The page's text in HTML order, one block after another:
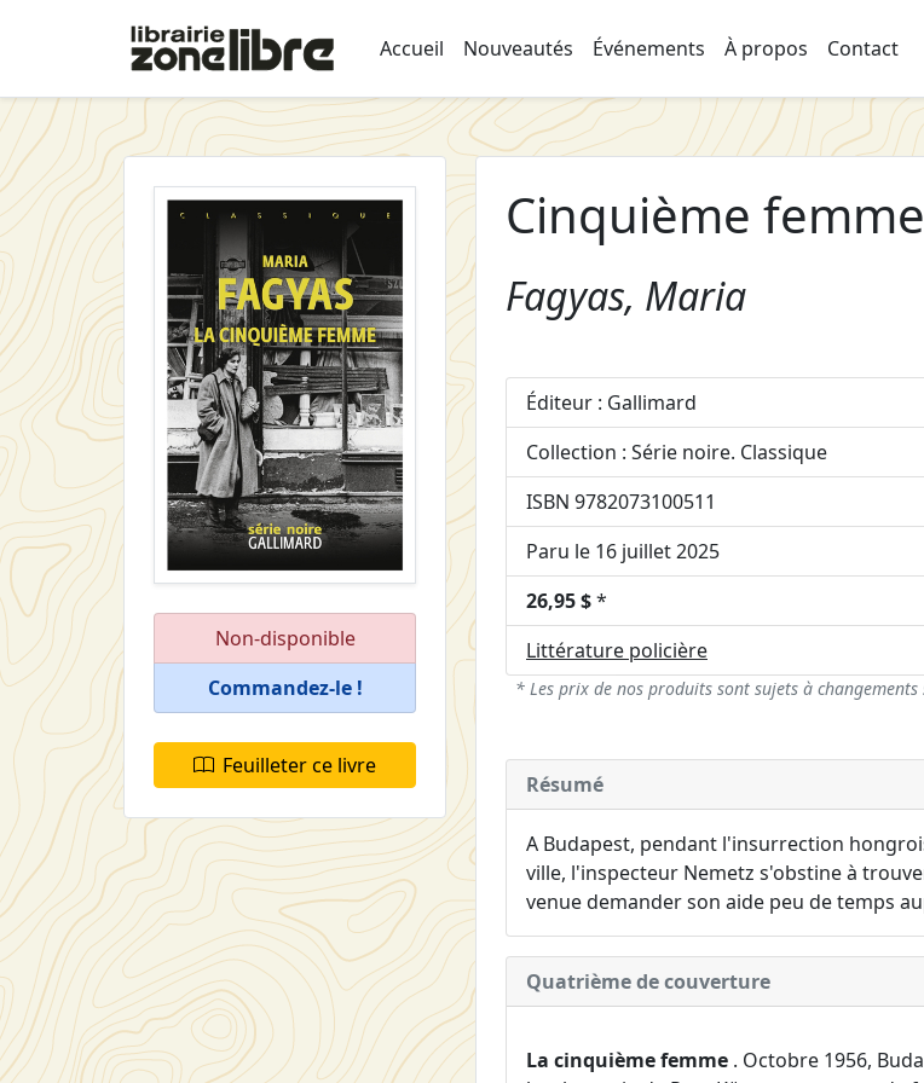
Accueil Nouveautés Événements À propos Contact
Non-disponible
Commandez-le !
Feuilleter ce livre
Cinquième
Fagyas, Maria
Éditeur : Gallimard
Collection : Série noire. Classique
ISBN 9782073100511
Paru le 16 juillet 2025
26,95 $*
Littérature policière
* Les prix de nos produits sont sujets à changements
Résumé
A Budapest, pendant l'insurrection
ville, l'inspecteur Nemetz s'obstine à
venue demander son aide peu de temps
Quatrième de couverture
La cinquième femme . Octobre 1956,